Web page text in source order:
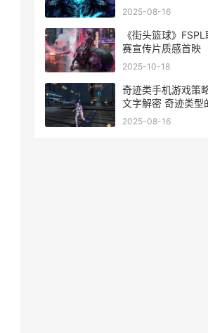
2025-08-16
《街头篮球》
赛宣传片质感首映
篮球》停服了吗
2025-10-18
奇迹类手机游戏策
文字解密 奇迹类型
哪个最好玩
2025-08-16